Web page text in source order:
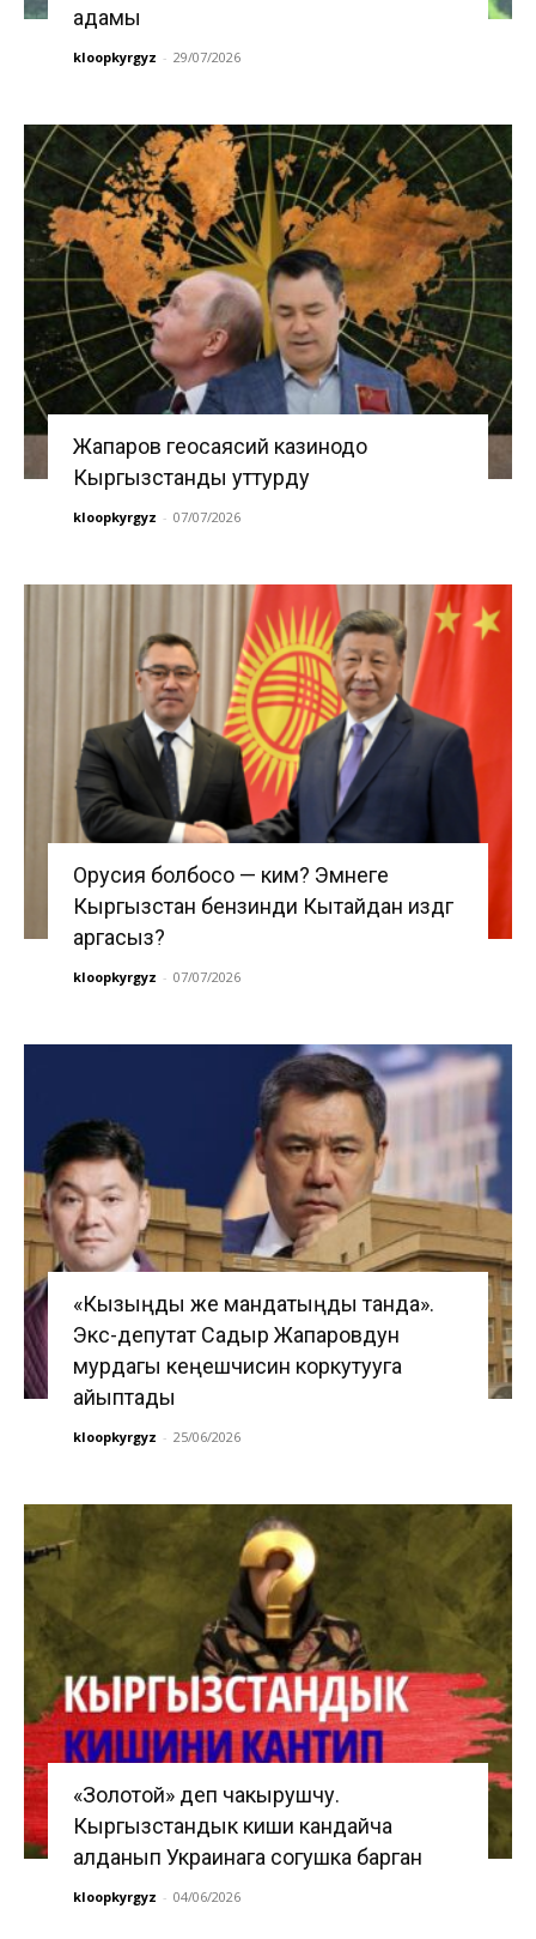
адамы
kloopkyrgyz - 29/07/2026
Жапаров геосаясий казинодо
Кыргызстанды уттурду
kloopkyrgyz - 07/07/2026
Орусия болбосо — ким? Эмнеге
Кыргызстан бензинди Кытайдан издөөгө
аргасыз?
kloopkyrgyz - 07/07/2026
«Кызыңды же мандатыңды танда».
Экс-депутат Садыр Жапаровдун
мурдагы кеңешчисин коркутууга
айыптады
kloopkyrgyz - 25/06/2026
«Золотой» деп чакырушчу.
Кыргызстандык киши кандайча
алданып Украинага согушка барган
kloopkyrgyz - 04/06/2026